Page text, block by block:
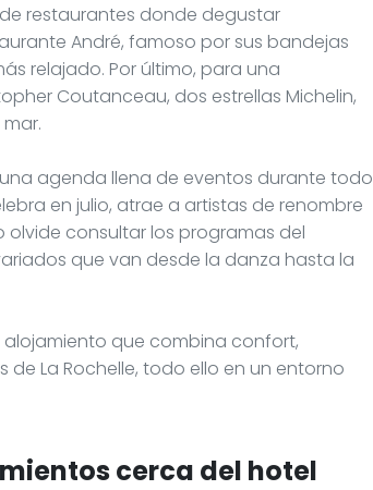
restaurantes donde degustar
André, famoso por sus bandejas
relajado. Por último, para una
Coutanceau, dos estrellas Michelin,
agenda llena de eventos durante todo
en julio, atrae a artistas de renombre
consultar los programas del
que van desde la danza hasta la
alojamiento que combina confort,
La Rochelle, todo ello en un entorno
cerca del hotel